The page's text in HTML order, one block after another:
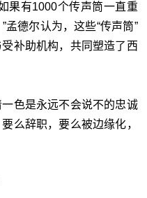
果有1000个传声筒一直重
德尔认为，这些“传声筒”
补助机构，共同塑造了西
色是永远不会说不的忠诚
么辞职，要么被边缘化，